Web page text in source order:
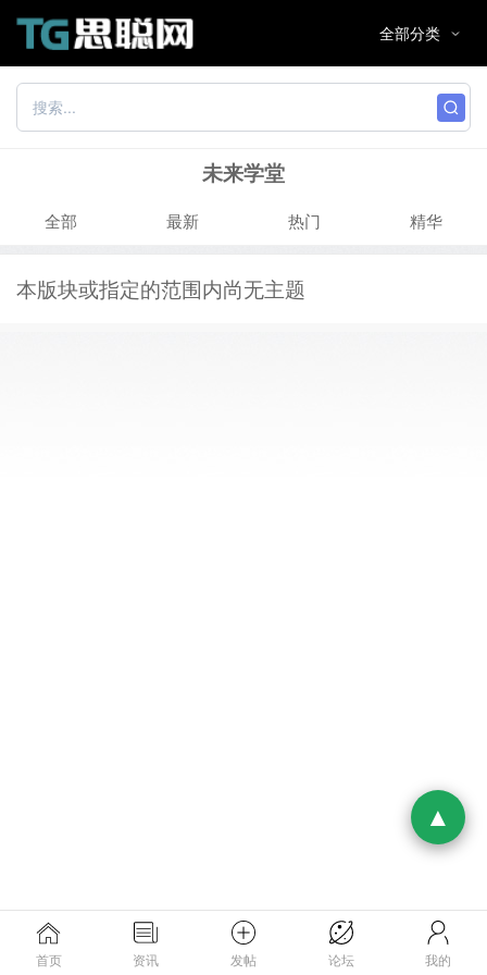
未来学堂
全部 最新 热门 精华
本版块或指定的范围内尚无主题
首页 资讯 发帖 论坛 我的